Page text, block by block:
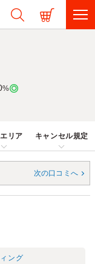
%
リア キャンセル規定
次の口コミへ
ング